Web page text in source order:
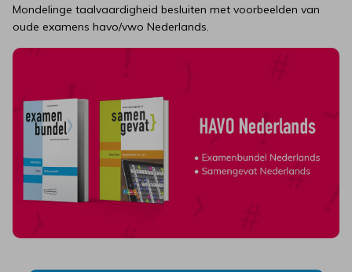
Mondelinge taalvaardigheid besluiten met voorbeelden van
oude examens havo/vwo Nederlands.